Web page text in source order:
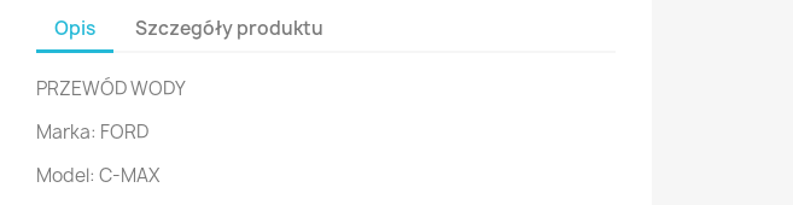
Opis Szczegóły produktu
PRZEWÓD WODY
Marka: FORD
Model: C-MAX